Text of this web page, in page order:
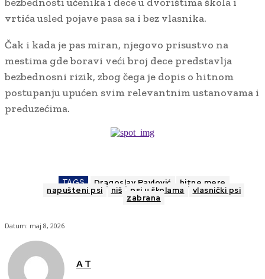
vrtića usled pojave pasa sa i bez vlasnika.
Čak i kada je pas miran, njegovo prisustvo na
mestima gde boravi veći broj dece predstavlja
bezbednosni rizik, zbog čega je dopis o hitnom
postupanju upućen svim relevantnim ustanovama i
preduzećima.
TAGS Dragoslav Pavlović hitne mere
napušteni psi niš psi u školama vlasnički psi
zabrana
Datum: maj 8, 2026
A T